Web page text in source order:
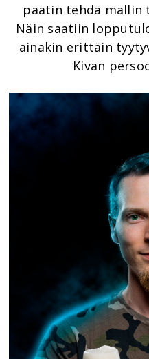
päätin tehdä mallin
Näin saatiin
ainakin erittäin
Kivan